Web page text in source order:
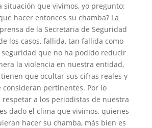
situación que vivimos, yo pregunto:
hacer entonces su chamba? La
de la Secretaria de Seguridad
los casos, fallida, tan fallida como
que no ha podido reducir
la violencia en nuestra entidad,
que ocultar sus cifras reales y
consideran pertinentes. Por lo
respetar a los periodistas de nuestra
dado el clima que vivimos, quienes
hacer su chamba, más bien es